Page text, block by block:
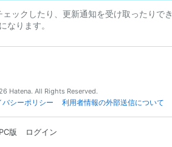
ックしたり、更新通知を受け取ったりでき
なります。
Hatena. All Rights Reserved.
バシーポリシー 利用者情報の外部送信について
PC版 ログイン